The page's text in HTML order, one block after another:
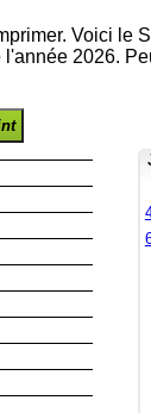
Voici le
2026.